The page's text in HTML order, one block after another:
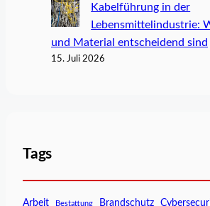
Kabelführung in der
Lebensmittelindustrie:
und Material entscheidend sind
15. Juli 2026
Tags
Arbeit Bestattung Brandschutz